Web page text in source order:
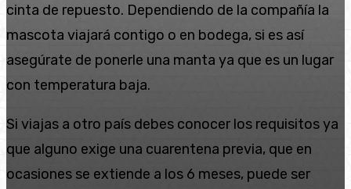
cinta de repuesto. Dependiendo de la compañía la
mascota viajará contigo o en bodega, si es así
asegúrate de ponerle una manta ya que es un lugar
con temperatura baja.
Si viajas a otro país debes conocer los requisitos ya
que alguno exige una cuarentena previa, que en
ocasiones se extiende a los 6 meses, puede ser